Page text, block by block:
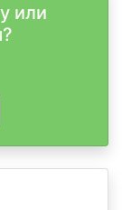
или